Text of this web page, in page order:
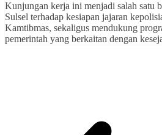
Kunjungan kerja ini menjadi salah satu
Sulsel terhadap kesiapan jajaran
Kamtibmas, sekaligus mendukung
pemerintah yang berkaitan dengan